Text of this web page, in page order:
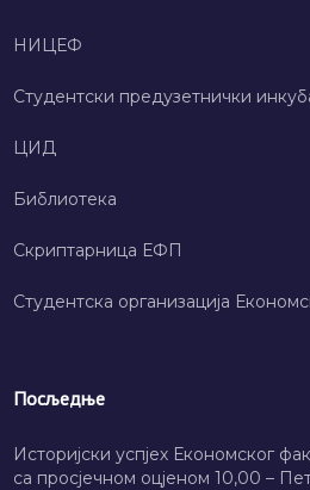
НИЦЕФ
Студентски предузетнички
ЦИД
Библиотека
Скриптарница ЕФП
Студентска организација
Посљедње
Историјски успјех Економског
са просјечном оцјеном 10,00 –